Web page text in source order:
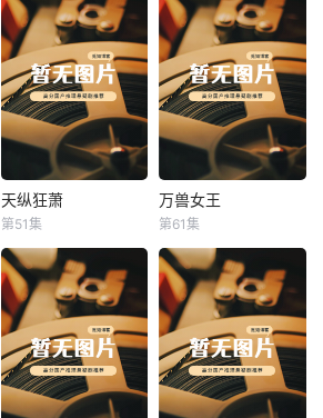
天纵狂萧
天纵狂萧
第51集
万兽女王
万兽女王
第61集